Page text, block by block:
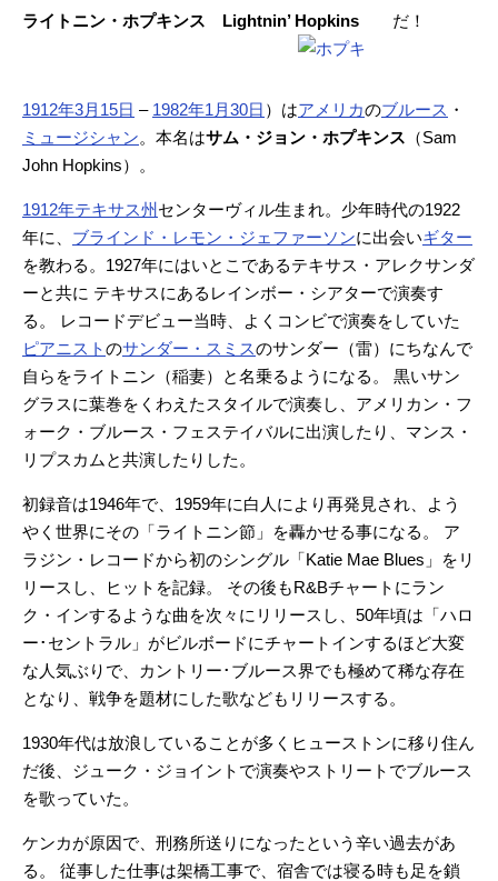
ライトニン・ホプキンス Lightnin’ Hopkins だ！
1912年3月15日 – 1982年1月30日 ）はアメリカのブルース ・
ミュージシャン。本名はサム・ジョン・ホプキンス （Sam
John Hopkins）。
1912年テキサス州 センターヴィル生まれ。少年時代の1922
年に、 ブラインド・レモン・ジェファーソンに出会いギター
を教わる。1927年にはいとこであるテキサス・アレクサンダ
ーと共に テキサスにあるレインボー・シアターで演奏す
る。 レコードデビュー当時、よくコンビで演奏をしていた
ピアニストのサンダー・スミスのサンダー（雷）にちなんで
自らをライトニン（稲妻）と名乗るようになる。
黒いサン
グラスに葉巻をくわえたスタイルで演奏し、アメリカン・フ
ォーク・ブルース・フェステイバルに出演したり、マンス・
リプスカムと共演したりした。
初録音は1946年で、1959年に白人により再発見され、よう
やく世界にその「ライトニン節」を轟かせる事になる。 ア
ラジン・レコードから初のシングル「Katie Mae Blues」をリ
リースし、ヒットを記録。 その後もR&Bチャートにラン
ク・インするような曲を次々にリリースし、50年頃は「ハロ
ー･セントラル」がビルボードにチャートインするほど大変
な人気ぶりで、カントリー･ブルース界でも極めて稀な存在
となり、戦争を題材にした歌などもリリースする。
1930年代は放浪していることが多くヒューストンに移り住ん
だ後、ジューク・ジョイントで演奏やストリートでブルース
を歌っていた。
ケンカが原因で、刑務所送りになったという辛い過去があ
る。 従事した仕事は架橋工事で、宿舎では寝る時も足を鎖